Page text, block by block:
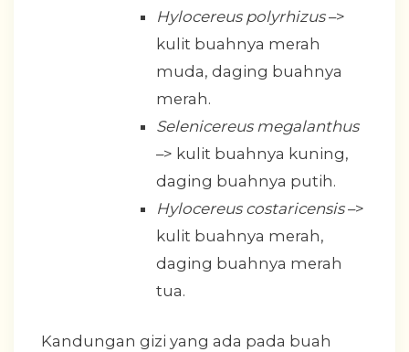
Hylocereus polyrhizus–>
kulit buahnya merah
muda, daging buahnya
merah.
Selenicereus megalanthus
–> kulit buahnya kuning,
daging buahnya putih.
Hylocereus costaricensis–>
kulit buahnya merah,
daging buahnya merah
tua.
Kandungan gizi yang ada pada buah